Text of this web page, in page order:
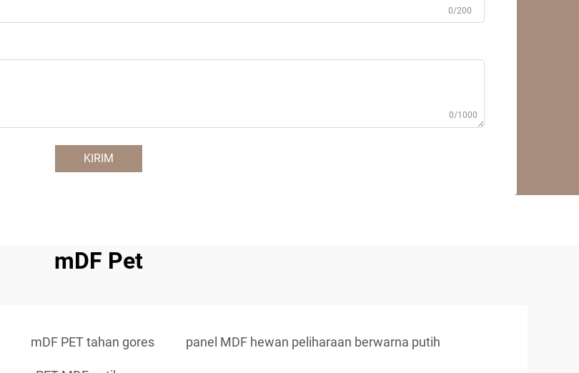
0/200
0/1000
KIRIM
mDF Pet
mDF PET tahan gores panel MDF hewan peliharaan berwarna putih